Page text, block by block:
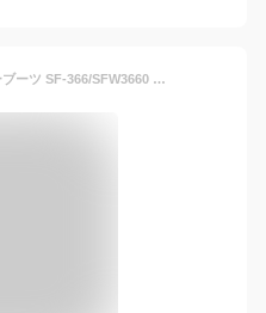
スポルディング メンズ スノーブーツ SF-366/SFW3660 スノーフィールド [カラー：ブラック]■25.0cm～30.0cm